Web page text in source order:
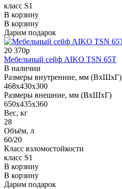
класс S1
В корзину
В корзину
Дарим подарок
20 370р
Мебельный сейф AIKO TSN 65T
В наличии
Размеры внутренние, мм (ВхШхГ)
468x430x300
Размеры внешние, мм (ВхШхГ)
650x435x360
Вес, кг
28
Объём, л
60/20
Класс взломостойкости
класс S1
В корзину
В корзину
Дарим подарок